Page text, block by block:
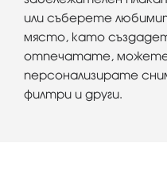
или съберете
място, като
отпечатате, можете
персонализирате
филтри и други.